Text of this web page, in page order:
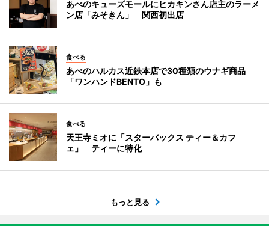
あべのキューズモールにヒカキンさん店主のラーメ
ン店「みそきん」 関西初出店
食べる
あべのハルカス近鉄本店で30種類のウナギ商品
「ワンハンドBENTO」も
食べる
天王寺ミオに「スターバックス ティー＆カフ
ェ」 ティーに特化
もっと見る